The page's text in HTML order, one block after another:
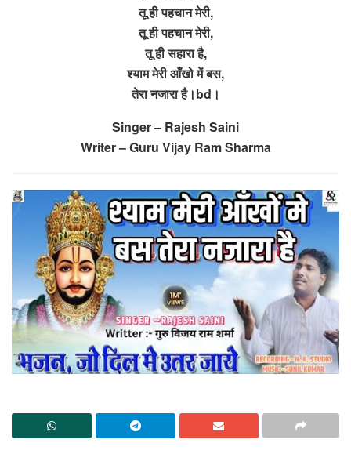
तू ही पहचान मेरी,
तू ही पहचान मेरी,
तू ही सहारा है,
श्याम मेरी आँखो में बस,
तेरा नजारा है।bd।
Singer – Rajesh Saini
Writer – Guru Vijay Ram Sharma